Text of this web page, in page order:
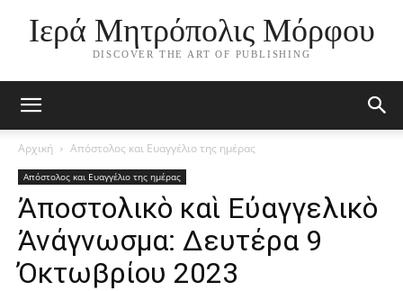
Ιερά Μητρόπολις Μόρφου
DISCOVER THE ART OF PUBLISHING
Αρχική Απόστολος και Ευαγγέλιο της ημέρας
Απόστολος και Ευαγγέλιο της ημέρας
Ἀποστολικὸ καὶ Εὐαγγελικὸ
Ἀνάγνωσμα: Δευτέρα 9
Ὀκτωβρίου 2023